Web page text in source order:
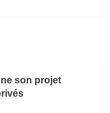
son projet